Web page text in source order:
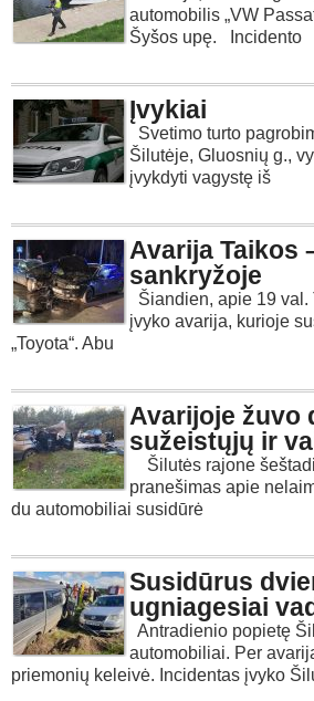
automobilis „VW
Šyšos upę. Incidento
Įvykiai
Svetimo turto
Šilutėje, Gluosnių g.,
įvykdyti vagystę iš
Avarija Taikos
sankryžoje
Šiandien, apie 19 val.
įvyko avarija, kurioje
„Toyota“. Abu
Avarijoje žuvo
sužeistųjų ir
Šilutės rajone
pranešimas apie
du automobiliai susidūrė
Susidūrus
ugniagesiai
Antradienio popietę
automobiliai. Per
priemonių keleivė. Incidentas įvyko